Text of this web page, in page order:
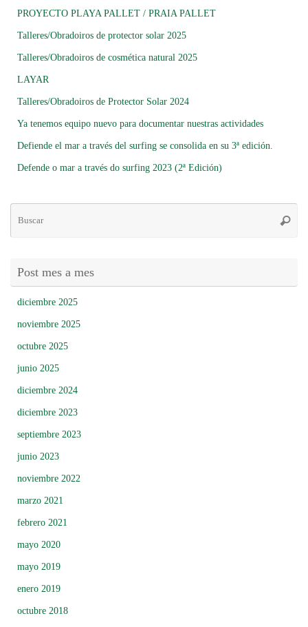
PROYECTO PLAYA PALLET / PRAIA PALLET
Talleres/Obradoiros de protector solar 2025
Talleres/Obradoiros de cosmética natural 2025
LAYAR
Talleres/Obradoiros de Protector Solar 2024
Ya tenemos equipo nuevo para documentar nuestras actividades
Defiende el mar a través del surfing se consolida en su 3ª edición.
Defende o mar a través do surfing 2023 (2ª Edición)
Post mes a mes
diciembre 2025
noviembre 2025
octubre 2025
junio 2025
diciembre 2024
diciembre 2023
septiembre 2023
junio 2023
noviembre 2022
marzo 2021
febrero 2021
mayo 2020
mayo 2019
enero 2019
octubre 2018